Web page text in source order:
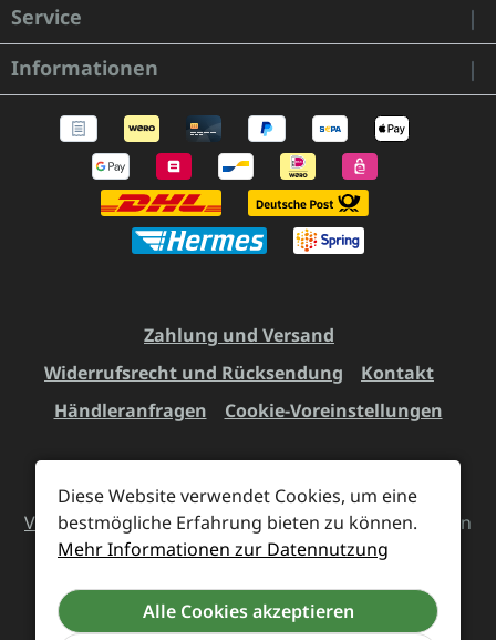
Service
Informationen
Zahlung und Versand
Widerrufsrecht und Rücksendung
Kontakt
Händleranfragen
Cookie-Voreinstellungen
Alle Preise inkl. gesetzl. Mehrwertsteuer zzgl.
Versandkostenund ggf. Nachnahmegebühren, wenn
nicht anders angegeben.
Vertrag widerrufen
Diese Website verwendet Cookies, um eine
bestmögliche Erfahrung bieten zu können.
Mehr Informationen zur Datennutzung
Alle Cookies akzeptieren